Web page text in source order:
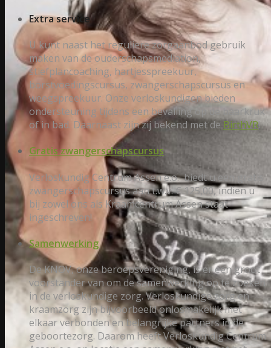
Extra service
U kunt naast het reguliere zorgaanbod gebruik
maken van de ouderschapsmediation,
stiefplancoaching, hartjesspreekuur,
borstvoedingscursus, zwangerschapscursus en
weegspreekuur. Onze verloskundigen bieden
ondersteuning tijdens een bevalling op de baarkruk
of in bad. Daarnaast zijn zij bekend met de BirthVR!
Gratis zwangerschapscursus
Verloskundig Centrum Assen e.o. biedt u een gratis
zwangerschapscursus aan t.w.v. € 125,00, indien u
bij zowel ons als Kraamcentrum Assen staat
ingeschreven!
Samenwerking
De KNOV, onze beroepsvereniging, is er een groot
voorstander van om de samenwerking op te zoeken
in de verloskundige zorg. Verloskundige zorg en
kraamzorg zijn bijvoorbeeld onlosmakelijk met
elkaar verbonden en belangrijke partners in de
geboortezorg. Daarom heeft Verloskundig Centrum